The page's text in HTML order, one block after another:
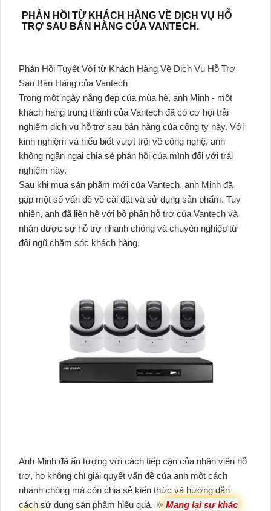
PHẢN HỒI TỪ KHÁCH HÀNG VỀ DỊCH VỤ HỖ
TRỢ SAU BÁN HÀNG CỦA VANTECH.
Phản Hồi Tuyệt Vời từ Khách Hàng Về Dịch Vụ Hỗ Trợ
Sau Bán Hàng của Vantech
Trong một ngày nắng đẹp của mùa hè, anh Minh - một
khách hàng trung thành của Vantech đã có cơ hội trải
nghiệm dịch vụ hỗ trợ sau bán hàng của công ty này. Với
kinh nghiệm và hiểu biết vượt trội về công nghệ, anh
không ngần ngại chia sẻ phản hồi của mình đối với trải
nghiệm này.
Sau khi mua sản phẩm mới của Vantech, anh Minh đã
gặp một số vấn đề về cài đặt và sử dụng sản phẩm. Tuy
nhiên, anh đã liên hệ với bộ phận hỗ trợ của Vantech và
nhận được sự hỗ trợ nhanh chóng và chuyên nghiệp từ
đội ngũ chăm sóc khách hàng.
Anh Minh đã ấn tượng với cách tiếp cận của nhân viên hỗ
trợ, họ không chỉ giải quyết vấn đề của anh một cách
nhanh chóng mà còn chia sẻ kiến thức và hướng dẫn
cách sử dụng sản phẩm hiệu quả. 🔆 Mang lại sự khác